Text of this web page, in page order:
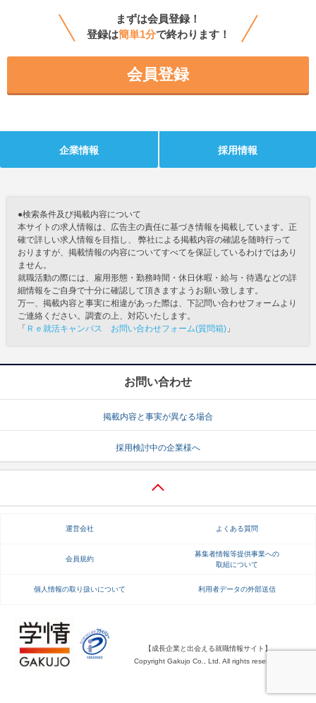
まずは会員登録！
登録は簡単1分で終わります！
会員登録
企業情報 採用情報
●検索条件及び掲載内容について
本サイトの求人情報は、広告主の責任に基づき情報を掲載しています。正
確で詳しい求人情報を目指し、 弊社による掲載内容の確認を随時行って
おりますが、掲載情報の内容についてすべてを保証しているわけではあり
ません。
就職活動の際には、雇用形態・勤務時間・休日休暇・給与・待遇などの詳
細情報をご自身で十分に確認して頂きますようお願い致します。
万一、掲載内容と事実に相違があった際は、下記問い合わせフォームより
ご連絡ください。調査の上、対応いたします。
「 Ｒｅ就活キャンパス お問い合わせフォーム(質問箱) 」
お問い合わせ
掲載内容と事実が異なる場合
採用検討中の企業様へ
運営会社 よくある質問
会員規約
募集者情報等提供事業への
取組について
個人情報の取り扱いについて 利用者データの外部送信
【成長企業と出会える就職情報サイト】
Copyright Gakujo Co., Ltd. All rights reserved.